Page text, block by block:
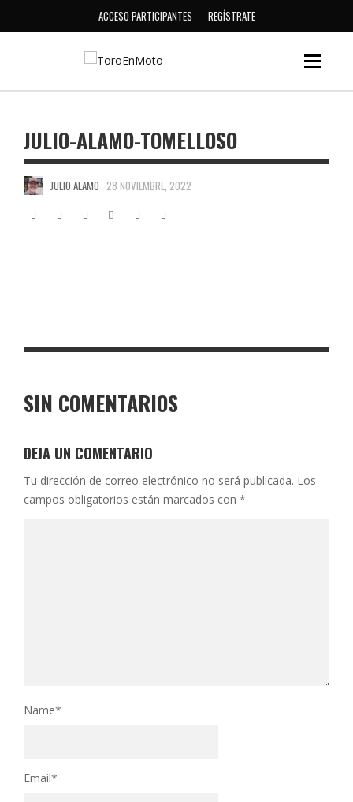
ACCESO PARTICIPANTES REGÍSTRATE
JULIO-ALAMO-TOMELLOSO
JULIO ALAMO 28 NOVIEMBRE, 2022
SIN COMENTARIOS
DEJA UN COMENTARIO
Tu dirección de correo electrónico no será publicada. Los
campos obligatorios están marcados con *
Name*
Email*